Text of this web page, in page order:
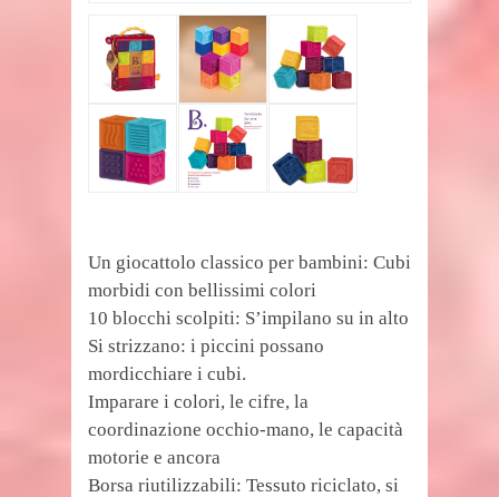
Un giocattolo classico per bambini: Cubi
morbidi con bellissimi colori
10 blocchi scolpiti: S’impilano su in alto
Si strizzano: i piccini possano
mordicchiare i cubi.
Imparare i colori, le cifre, la
coordinazione occhio-mano, le capacità
motorie e ancora
Borsa riutilizzabili: Tessuto riciclato, si